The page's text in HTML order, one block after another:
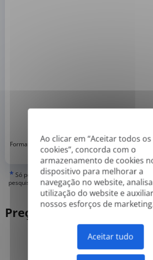
Ao clicar em “Aceitar todos os
cookies”, concorda com o
armazenamento de cookies
dispositivo para melhorar a
navegação no website,
utilização do website e
nossos esforços de
Aceitar tudo
Formatos suportados: DOC, DOCX, ODT, PDF*,
TXT
* Só podemos traduzir PDFs 'verdadeiros' ou
pesquisáveis, mas não podemos traduzir PDFs
digitalizados
Preço
Mensal Anual